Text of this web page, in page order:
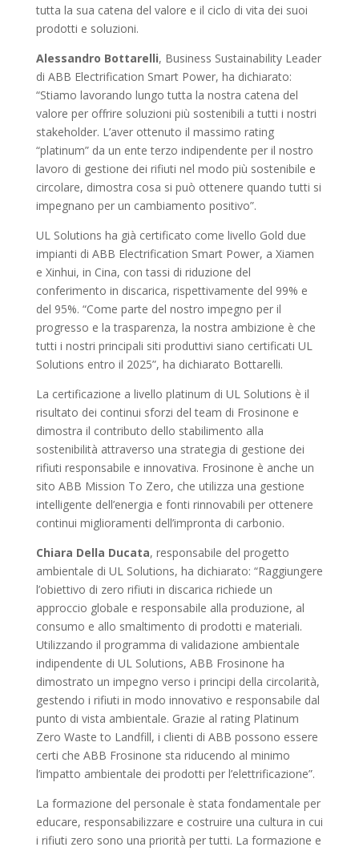
tutta la sua catena del valore e il ciclo di vita dei suoi
prodotti e soluzioni.
Alessandro Bottarelli, Business Sustainability Leader
di ABB Electrification Smart Power, ha dichiarato:
“Stiamo lavorando lungo tutta la nostra catena del
valore per offrire soluzioni più sostenibili a tutti i nostri
stakeholder. L’aver ottenuto il massimo rating
“platinum” da un ente terzo indipendente per il nostro
lavoro di gestione dei rifiuti nel modo più sostenibile e
circolare, dimostra cosa si può ottenere quando tutti si
impegnano per un cambiamento positivo”.
UL Solutions ha già certificato come livello Gold due
impianti di ABB Electrification Smart Power, a Xiamen
e Xinhui, in Cina, con tassi di riduzione del
conferimento in discarica, rispettivamente del 99% e
del 95%. “Come parte del nostro impegno per il
progresso e la trasparenza, la nostra ambizione è che
tutti i nostri principali siti produttivi siano certificati UL
Solutions entro il 2025”, ha dichiarato Bottarelli.
La certificazione a livello platinum di UL Solutions è il
risultato dei continui sforzi del team di Frosinone e
dimostra il contributo dello stabilimento alla
sostenibilità attraverso una strategia di gestione dei
rifiuti responsabile e innovativa. Frosinone è anche un
sito ABB Mission To Zero, che utilizza una gestione
intelligente dell’energia e fonti rinnovabili per ottenere
continui miglioramenti dell’impronta di carbonio.
Chiara Della Ducata, responsabile del progetto
ambientale di UL Solutions, ha dichiarato: “Raggiungere
l’obiettivo di zero rifiuti in discarica richiede un
approccio globale e responsabile alla produzione, al
consumo e allo smaltimento di prodotti e materiali.
Utilizzando il programma di validazione ambientale
indipendente di UL Solutions, ABB Frosinone ha
dimostrato un impegno verso i principi della circolarità,
gestendo i rifiuti in modo innovativo e responsabile dal
punto di vista ambientale. Grazie al rating Platinum
Zero Waste to Landfill, i clienti di ABB possono essere
certi che ABB Frosinone sta riducendo al minimo
l’impatto ambientale dei prodotti per l’elettrificazione”.
La formazione del personale è stata fondamentale per
educare, responsabilizzare e costruire una cultura in cui
i rifiuti zero sono una priorità per tutti. La formazione e